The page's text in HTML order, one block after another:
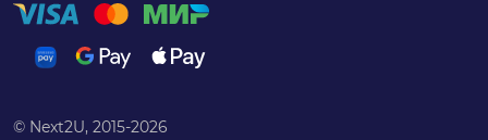
© Next2U, 2015-2026